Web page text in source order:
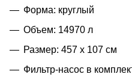
Форма: круглый
Объем: 14970 л
Размер: 457 x 107 см
Фильтр-насос в